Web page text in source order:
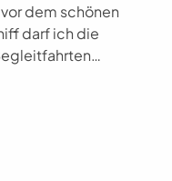
dem schönen
darf ich die